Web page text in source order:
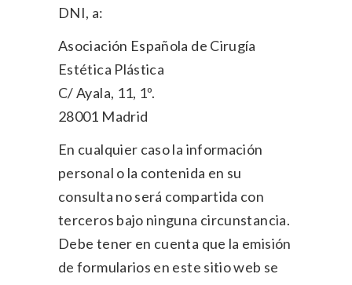
DNI, a:
Asociación Española de Cirugía
Estética Plástica
C/ Ayala, 11, 1º.
28001 Madrid
En cualquier caso la información
personal o la contenida en su
consulta no será compartida con
terceros bajo ninguna circunstancia.
Debe tener en cuenta que la emisión
de formularios en este sitio web se